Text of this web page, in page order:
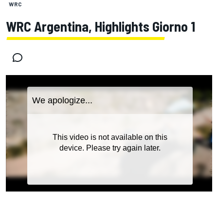
WRC
WRC Argentina, Highlights Giorno 1